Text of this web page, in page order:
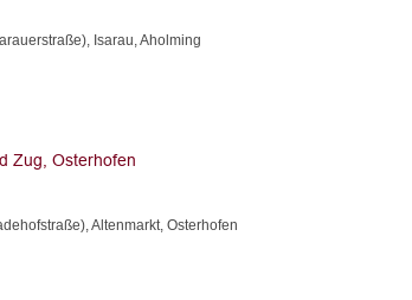
Isarau, Aholming
Altenmarkt, Osterhofen